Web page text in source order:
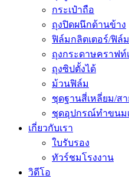
กระเป๋าถือ
ถุงปิดผนึกด้านข้าง
ฟิล์มกลิตเตอร์/ฟิล์
ถุงกระดาษคราฟ
ถุงซิปตั้งได้
ม้วนฟิล์ม
ชุดฐานสี่เหลี่ยม/ส
ชุดอุปกรณ์ทำขนม
เกี่ยวกับเรา
ใบรับรอง
ทัวร์ชมโรงงาน
วิดีโอ